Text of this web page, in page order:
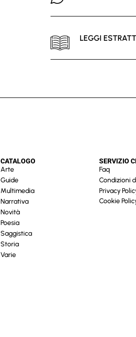
LEGGI
CATALOGO
Arte
Guide
Multimedia
Narrativa
Novità
Poesia
Saggistica
Storia
Varie
SERVIZIO
Faq
Condizioni
Privacy
Cookie